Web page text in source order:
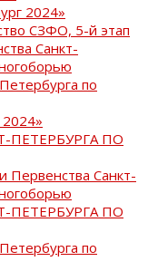
2024»
СЗФО, 5-й этап
Санкт-
по
ПЕТЕРБУРГА ПО
Первенства Санкт-
ПЕТЕРБУРГА ПО
по